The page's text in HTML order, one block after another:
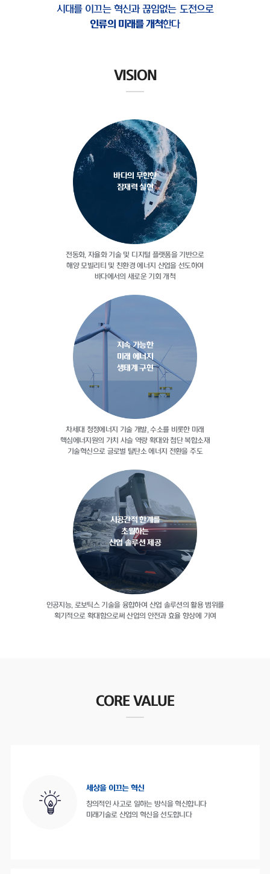
시대를 이끄는 혁신과 끊임없는 도전으로
인류의 미래를 개척한다
VISION
바다의 무한한
잠재력 실현
전동화, 자율화 기술 및 디지털 플랫폼을 기반으로
해양 모빌리티 및 친환경 에너지 산업을 선도하여
바다에서의 새로운 기회 개척
지속 가능한
미래 에너지
생태계 구현
차세대 청정에너지 기술 개발, 수소를 비롯한 미래
핵심에너지원의 가치 사슬 역량 확대와 첨단 복합소재
기술혁신으로 글로벌 탈탄소 에너지 전환을 주도
시공간적 한계를
초월하는
산업 솔루션 제공
인공지능, 로보틱스 기술을 융합하여 산업 솔루션의 활용 범위를
획기적으로 확대함으로써산업의 안전과 효율 향상에 기여
CORE VALUE
세상을 이끄는 혁신
창의적인 사고로 일하는 방식을 혁신합니다
미래기술로 산업의 혁신을 선도합니다